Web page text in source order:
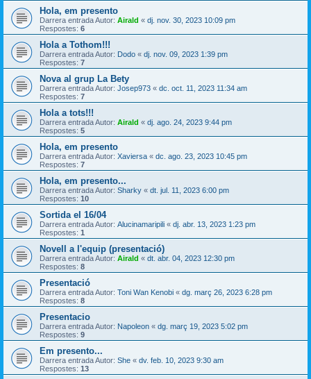
Hola, em presento
Darrera entrada Autor: Airald « dj. nov. 30, 2023 10:09 pm
Respostes: 6
Hola a Tothom!!!
Darrera entrada Autor: Dodo « dj. nov. 09, 2023 1:39 pm
Respostes: 7
Nova al grup La Bety
Darrera entrada Autor: Josep973 « dc. oct. 11, 2023 11:34 am
Respostes: 7
Hola a tots!!!
Darrera entrada Autor: Airald « dj. ago. 24, 2023 9:44 pm
Respostes: 5
Hola, em presento
Darrera entrada Autor: Xaviersa « dc. ago. 23, 2023 10:45 pm
Respostes: 7
Hola, em presento...
Darrera entrada Autor: Sharky « dt. jul. 11, 2023 6:00 pm
Respostes: 10
Sortida el 16/04
Darrera entrada Autor: Alucinamaripili « dj. abr. 13, 2023 1:23 pm
Respostes: 1
Novell a l'equip (presentació)
Darrera entrada Autor: Airald « dt. abr. 04, 2023 12:30 pm
Respostes: 8
Presentació
Darrera entrada Autor: Toni Wan Kenobi « dg. març 26, 2023 6:28 pm
Respostes: 8
Presentacio
Darrera entrada Autor: Napoleon « dg. març 19, 2023 5:02 pm
Respostes: 9
Em presento...
Darrera entrada Autor: She « dv. feb. 10, 2023 9:30 am
Respostes: 13